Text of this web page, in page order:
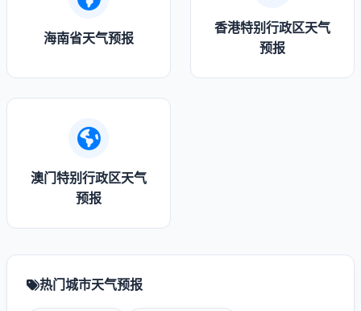
海南省天气预报
香港特别行政区天气
预报
澳门特别行政区天气
预报
热门城市天气预报